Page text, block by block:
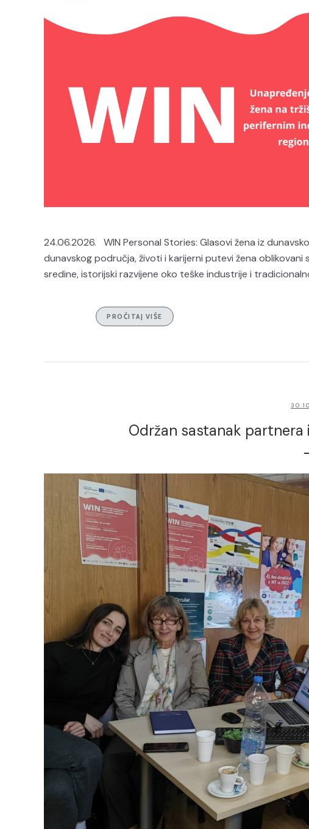
24.06.2026. WIN Personal Stories: Glasovi žena iz
dunavskog područja, životi i karijerni putevi žena
sredine, istorijski razvijene oko teške industrije i
PROČITAJ VIŠE
Održan sastanak partnera